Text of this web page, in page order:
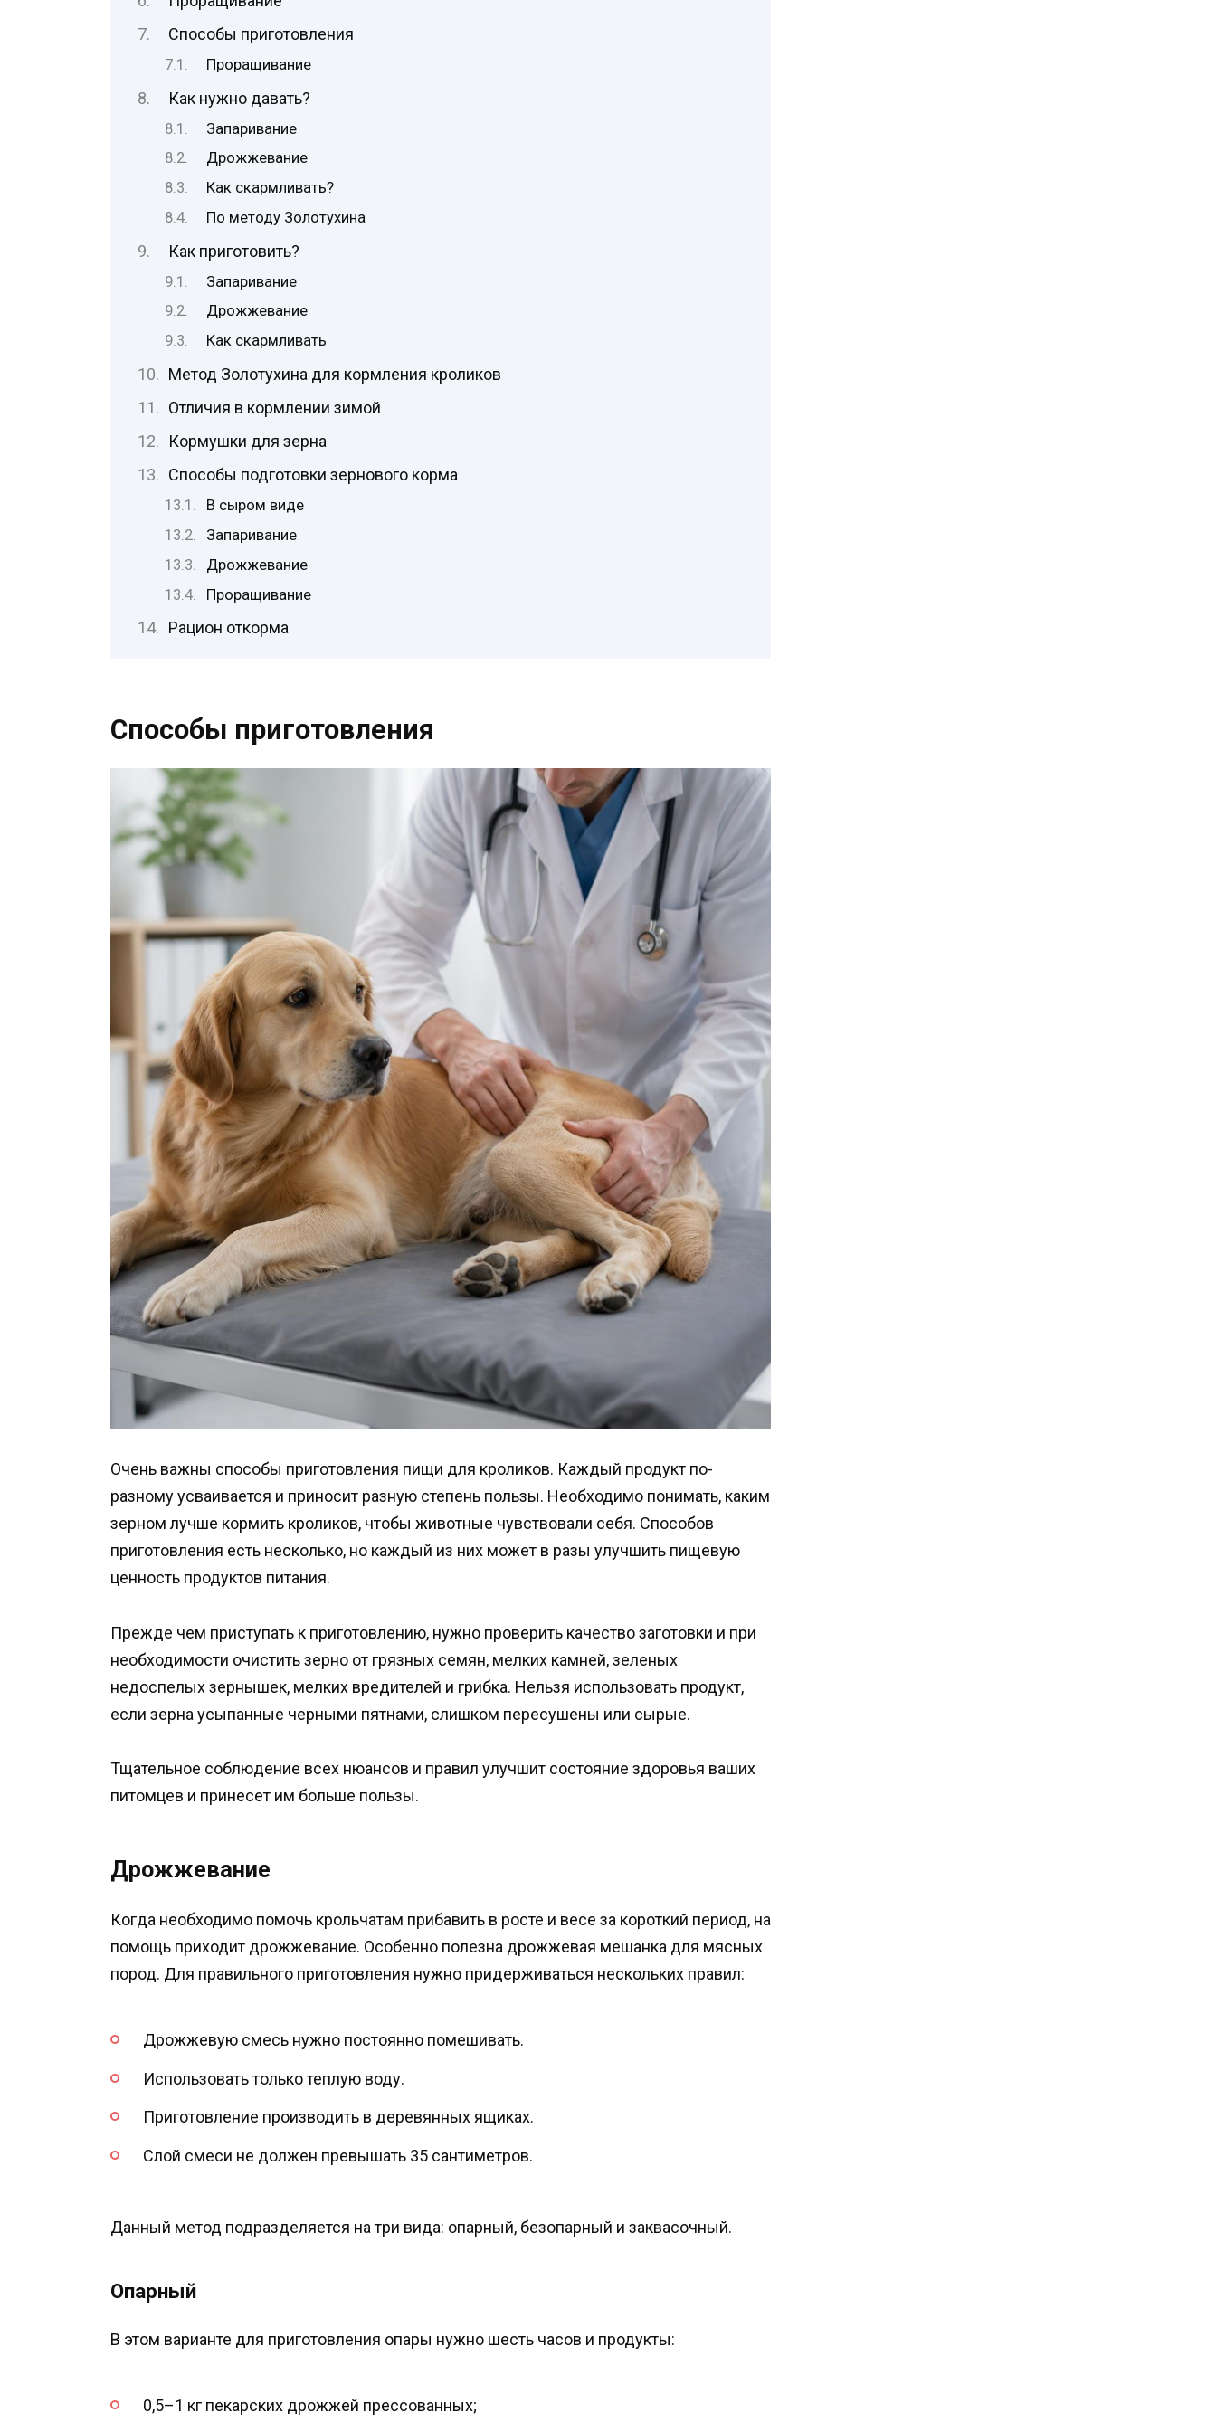
Способы приготовления
Проращивание
Как нужно давать?
Запаривание
Дрожжевание
Как скармливать?
По методу Золотухина
Как приготовить?
Запаривание
Дрожжевание
Как скармливать
Метод Золотухина для кормления кроликов
Отличия в кормлении зимой
Кормушки для зерна
Способы подготовки зернового корма
В сыром виде
Запаривание
Дрожжевание
Проращивание
Рацион откорма
Способы приготовления
Очень важны способы приготовления пищи для кроликов. Каждый продукт по-
разному усваивается и приносит разную степень пользы. Необходимо понимать, каким
зерном лучше кормить кроликов, чтобы животные чувствовали себя. Способов
приготовления есть несколько, но каждый из них может в разы улучшить пищевую
ценность продуктов питания.
Прежде чем приступать к приготовлению, нужно проверить качество заготовки и при
необходимости очистить зерно от грязных семян, мелких камней, зеленых
недоспелых зернышек, мелких вредителей и грибка. Нельзя использовать продукт,
если зерна усыпанные черными пятнами, слишком пересушены или сырые.
Тщательное соблюдение всех нюансов и правил улучшит состояние здоровья ваших
питомцев и принесет им больше пользы.
Дрожжевание
Когда необходимо помочь крольчатам прибавить в росте и весе за короткий период, на
помощь приходит дрожжевание. Особенно полезна дрожжевая мешанка для мясных
пород. Для правильного приготовления нужно придерживаться нескольких правил:
Дрожжевую смесь нужно постоянно помешивать.
Использовать только теплую воду.
Приготовление производить в деревянных ящиках.
Слой смеси не должен превышать 35 сантиметров.
Данный метод подразделяется на три вида: опарный, безопарный и заквасочный.
Опарный
В этом варианте для приготовления опары нужно шесть часов и продукты:
0,5–1 кг пекарских дрожжей прессованных;